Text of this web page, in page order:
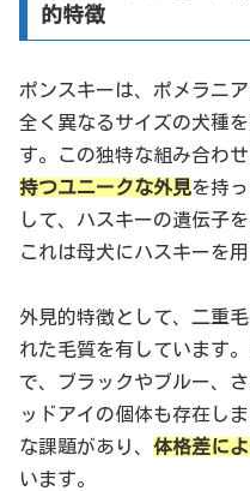
的特徴
ポンスキーは、ポメラニ
全く異なるサイズの犬種
す。この独特な組み合わせ
持つユニークな外見を持
して、ハスキーの遺伝子
これは母犬にハスキーを
外見的特徴として、二重
れた毛質を有しています
で、ブラックやブルー、
ッドアイの個体も存在し
な課題があり、 体格差に
います。